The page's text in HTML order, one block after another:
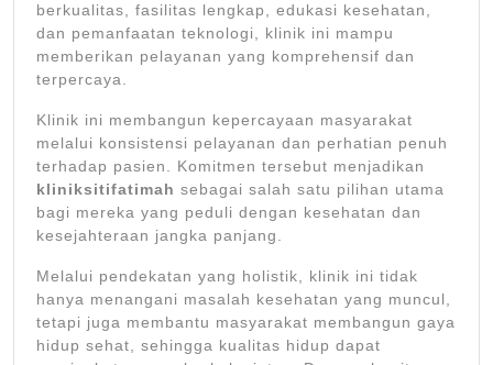
berkualitas, fasilitas lengkap, edukasi kesehatan,
dan pemanfaatan teknologi, klinik ini mampu
memberikan pelayanan yang komprehensif dan
terpercaya.
Klinik ini membangun kepercayaan masyarakat
melalui konsistensi pelayanan dan perhatian penuh
terhadap pasien. Komitmen tersebut menjadikan
kliniksitifatimah sebagai salah satu pilihan utama
bagi mereka yang peduli dengan kesehatan dan
kesejahteraan jangka panjang.
Melalui pendekatan yang holistik, klinik ini tidak
hanya menangani masalah kesehatan yang muncul,
tetapi juga membantu masyarakat membangun gaya
hidup sehat, sehingga kualitas hidup dapat